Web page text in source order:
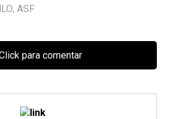
, ASF
para comentar